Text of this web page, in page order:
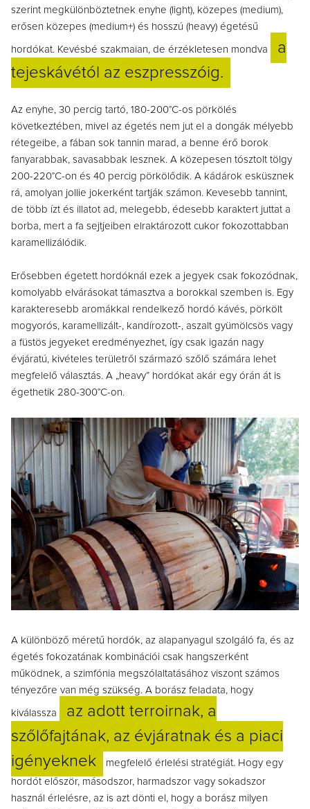
szerint megkülönböztetnek enyhe (light), közepes (medium),
erősen közepes (medium+) és hosszú (heavy) égetésű
hordókat. Kevésbé szakmaian, de érzékletesen mondva
a
tejeskávétól az eszpresszóig.
Az enyhe, 30 percig tartó, 180-200°C-os pörkölés
következtében, mivel az égetés nem jut el a dongák mélyebb
rétegeibe, a fában sok tannin marad, a benne érő borok
fanyarabbak, savasabbak lesznek. A közepesen tósztolt tölgy
200-220°C-on és 40 percig pörkölődik. A kádárok esküsznek
rá, amolyan jollie jokerként tartják számon. Kevesebb tannint,
de több ízt és illatot ad, melegebb, édesebb karaktert juttat a
borba, mert a fa sejtjeiben elraktározott cukor fokozottabban
karamellizálódik.
Erősebben égetett hordóknál ezek a jegyek csak fokozódnak,
komolyabb elvárásokat támasztva a borokkal szemben is. Egy
karakteresebb aromákkal rendelkező hordó kávés, pörkölt
mogyorós, karamellizált-, kandírozott-, aszalt gyümölcsös vagy
a füstös jegyeket eredményezhet, így csak igazán nagy
évjáratú, kivételes területről származó szőlő számára lehet
megfelelő választás. A „heavy” hordókat akár egy órán át is
égethetik 280-300°C-on.
A különböző méretű hordók, az alapanyagul szolgáló fa, és az
égetés fokozatának kombinációi csak hangszerként
működnek, a szimfónia megszólaltatásához viszont számos
tényezőre van még szükség. A borász feladata, hogy
kiválassza
az adott terroirnak, a
szőlőfajtának, az évjáratnak és a piaci
igényeknek
megfelelő érlelési stratégiát. Hogy egy
hordót először, másodszor, harmadszor vagy sokadszor
használ érlelésre, az is azt dönti el, hogy a borász milyen